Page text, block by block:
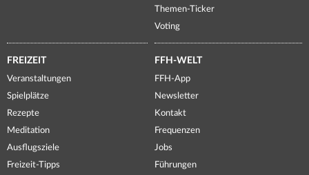
Themen-Ticker
Voting
FREIZEIT
Veranstaltungen
Spielplätze
Rezepte
Meditation
Ausflugsziele
Freizeit-Tipps
FFH-WELT
FFH-App
Newsletter
Kontakt
Frequenzen
Jobs
Führungen